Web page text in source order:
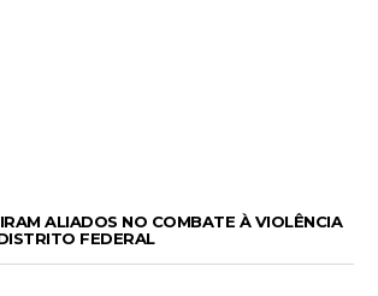
ALIADOS NO COMBATE À VIOLÊNCIA
FEDERAL